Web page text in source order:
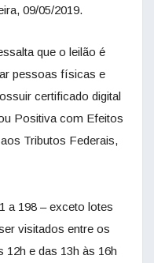
09/05/2019.
que o leilão é
pessoas físicas e
certificado digital
Positiva com Efeitos
Tributos Federais,
a 198 – exceto lotes
visitados entre os
12h e das 13h às 16h